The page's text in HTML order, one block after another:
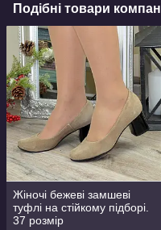
Подібні товари
Жіночі бежеві замшеві
туфлі на стійкому підборі.
37 розмір